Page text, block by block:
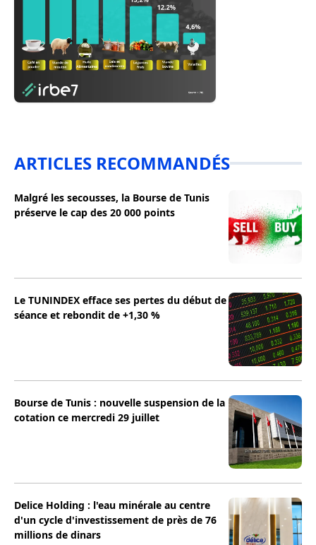
ARTICLES RECOMMANDÉS
Malgré les secousses, la Bourse de Tunis
préserve le cap des 20 000 points
Le TUNINDEX efface ses pertes du début de
séance et rebondit de +1,30 %
Bourse de Tunis : nouvelle suspension de la
cotation ce mercredi 29 juillet
Delice Holding : l'eau minérale au centre
d'un cycle d'investissement de près de 76
millions de dinars